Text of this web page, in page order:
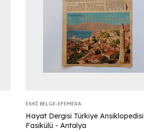
ESKI BELGE-EFEMERA
Hayat Dergisi Türkiye Ansiklopedisi
Fasikülü - Antalya